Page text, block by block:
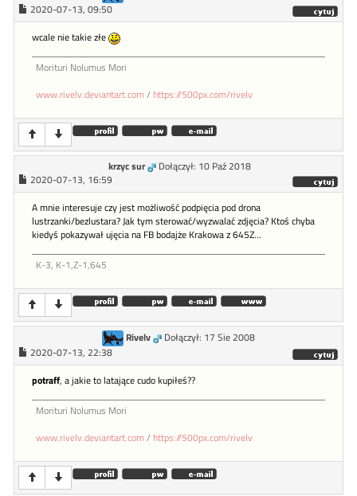
2020-07-13, 09:50
wcale nie takie złe
Morituri Nolumus Mori
www.rivelv.deviantart.com/ https://500px.com/rivelv
krzyc sur
Dołączył: 10 Paź 2018
2020-07-13, 16:59
A mnie interesuje czy jest możliwość podpięcia pod drona
lustrzanki/bezlustara? Jak tym sterować/wyzwalać zdjęcia? Ktoś chyba
kiedyś pokazywał ujęcia na FB bodajże Krakowa z 645Z...
K-3, K-1,Z-1,645
Rivelv
Dołączył: 17 Sie 2008
2020-07-13, 22:38
potraff, a jakie to latające cudo kupiłeś??
Morituri Nolumus Mori
www.rivelv.deviantart.com/ https://500px.com/rivelv